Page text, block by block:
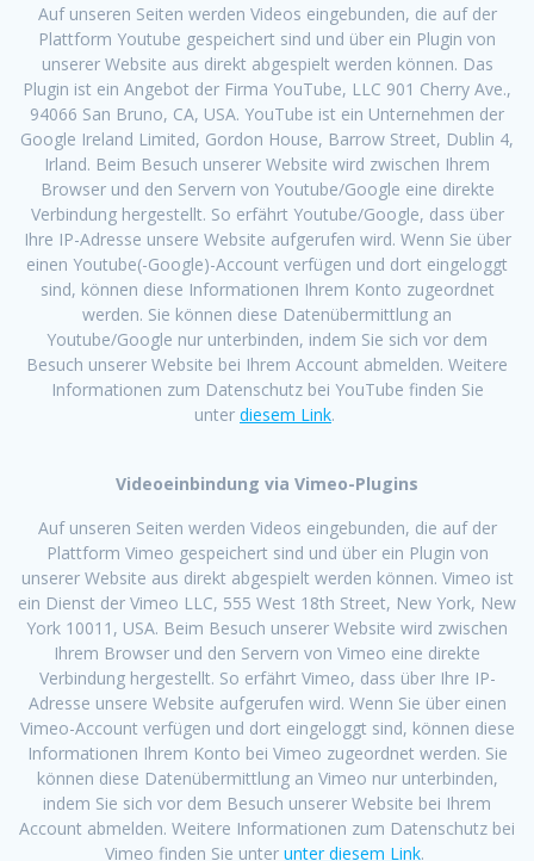
Auf unseren Seiten werden Videos eingebunden, die auf der
Plattform Youtube gespeichert sind und über ein Plugin von
unserer Website aus direkt abgespielt werden können. Das
Plugin ist ein Angebot der Firma YouTube, LLC 901 Cherry Ave.,
94066 San Bruno, CA, USA. YouTube ist ein Unternehmen der
Google Ireland Limited, Gordon House, Barrow Street, Dublin 4,
Irland. Beim Besuch unserer Website wird zwischen Ihrem
Browser und den Servern von Youtube/Google eine direkte
Verbindung hergestellt. So erfährt Youtube/Google, dass über
Ihre IP-Adresse unsere Website aufgerufen wird. Wenn Sie über
einen Youtube(-Google)-Account verfügen und dort eingeloggt
sind, können diese Informationen Ihrem Konto zugeordnet
werden. Sie können diese Datenübermittlung an
Youtube/Google nur unterbinden, indem Sie sich vor dem
Besuch unserer Website bei Ihrem Account abmelden. Weitere
Informationen zum Datenschutz bei YouTube finden Sie
unter diesem Link.
Videoeinbindung via Vimeo-Plugins
Auf unseren Seiten werden Videos eingebunden, die auf der
Plattform Vimeo gespeichert sind und über ein Plugin von
unserer Website aus direkt abgespielt werden können. Vimeo ist
ein Dienst der Vimeo LLC, 555 West 18th Street, New York, New
York 10011, USA. Beim Besuch unserer Website wird zwischen
Ihrem Browser und den Servern von Vimeo eine direkte
Verbindung hergestellt. So erfährt Vimeo, dass über Ihre IP-
Adresse unsere Website aufgerufen wird. Wenn Sie über einen
Vimeo-Account verfügen und dort eingeloggt sind, können diese
Informationen Ihrem Konto bei Vimeo zugeordnet werden. Sie
können diese Datenübermittlung an Vimeo nur unterbinden,
indem Sie sich vor dem Besuch unserer Website bei Ihrem
Account abmelden. Weitere Informationen zum Datenschutz bei
Vimeo finden Sie unter unter diesem Link.